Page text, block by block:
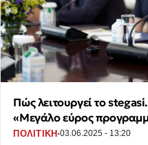
Πώς λειτουργεί το
«Μεγάλο εύρος
ΠΟΛΙΤΙΚΗ·03.06.2025 - 13:20